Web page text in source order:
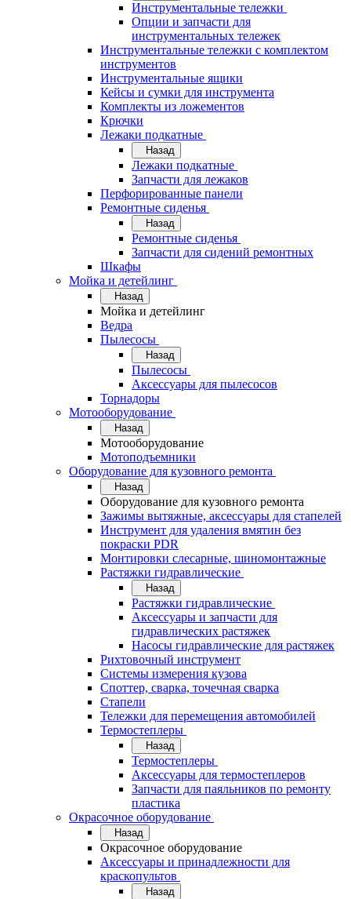
Инструментальные тележки
Опции и запчасти для
инструментальных тележек
Инструментальные тележки с комплектом
инструментов
Инструментальные ящики
Кейсы и сумки для инструмента
Комплекты из ложементов
Крючки
Лежаки подкатные
Назад
Лежаки подкатные
Запчасти для лежаков
Перфорированные панели
Ремонтные сиденья
Назад
Ремонтные сиденья
Запчасти для сидений ремонтных
Шкафы
Мойка и детейлинг
Назад
Мойка и детейлинг
Ведра
Пылесосы
Назад
Пылесосы
Аксессуары для пылесосов
Торнадоры
Мотооборудование
Назад
Мотооборудование
Мотоподъемники
Оборудование для кузовного ремонта
Назад
Оборудование для кузовного ремонта
Зажимы вытяжные, аксессуары для стапелей
Инструмент для удаления вмятин без
покраски PDR
Монтировки слесарные, шиномонтажные
Растяжки гидравлические
Назад
Растяжки гидравлические
Аксессуары и запчасти для
гидравлических растяжек
Насосы гидравлические для растяжек
Рихтовочный инструмент
Системы измерения кузова
Споттер, сварка, точечная сварка
Стапели
Тележки для перемещения автомобилей
Термостеплеры
Назад
Термостеплеры
Аксессуары для термостеплеров
Запчасти для паяльников по ремонту
пластика
Окрасочное оборудование
Назад
Окрасочное оборудование
Аксессуары и принадлежности для
краскопультов
Назад